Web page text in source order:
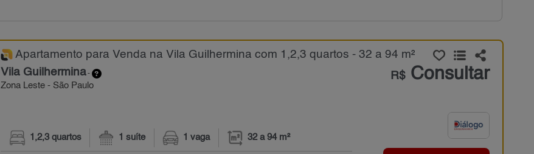
Apartamento para Venda na Vila Guilhermina com 1,2,3 quartos - 32 a 94 m²
Vila Guilhermina-
Zona Leste - São Paulo
R$Consultar
1,2,3 quartos 1 suíte 1 vaga 32 a 94 m²